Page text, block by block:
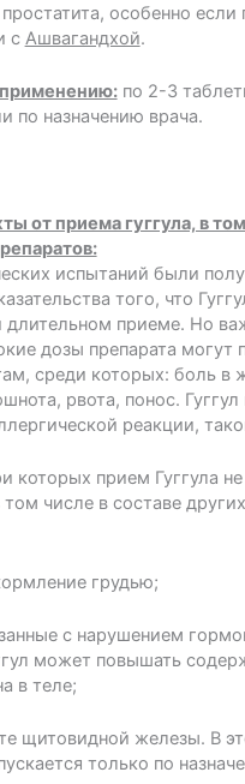
особенно если
с Ашвагандхой.
по 2-3
по назначению врача.
от приема гуггула, в
испытаний были
того, что
длительном приеме. Но
дозы препарата могут
среди которых: боль в
рвота, понос.
реакции,
которых прием Гуггула не
числе в составе других
грудью;
с нарушением
может повышать
в теле;
щитовидной железы. В
только по